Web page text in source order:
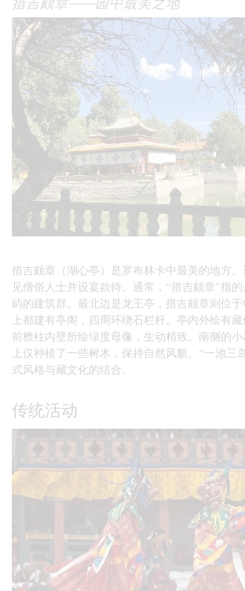
措吉颇章（湖心亭）是罗布林卡中最美的地方
见僧俗人士并设宴款待。通常，“措吉颇章”指
屿的建筑群。最北边是龙王亭，措吉颇章则位
上都建有亭阁，四周环绕石栏杆。亭内外绘有
前檐柱内壁所绘绿度母像，生动精致。南侧的
上仅种植了一些树木，保持自然风貌。“一池三
式风格与藏文化的结合。
传统活动